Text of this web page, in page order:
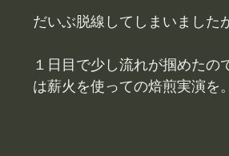
だいぶ脱線してしまいました
１日目で少し流れが掴めた
は薪火を使っての焙煎実演を。